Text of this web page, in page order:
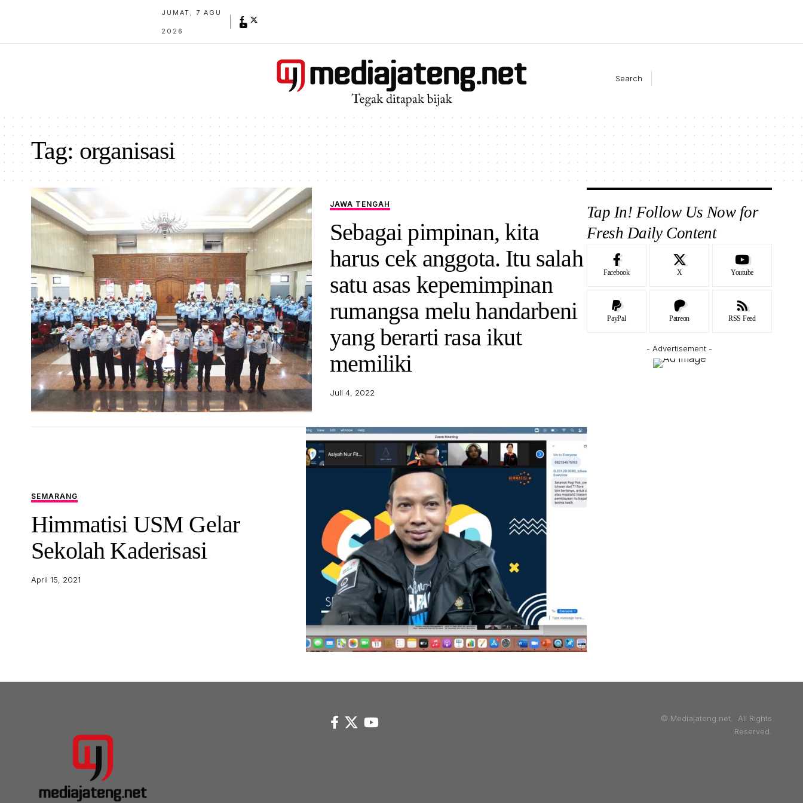
JUMAT, 7 AGU
2026
Search
Tag:organisasi
JAWA TENGAH
Sebagai pimpinan, kita
harus cek anggota. Itu salah
satu asas kepemimpinan
rumangsa melu handarbeni
yang berarti rasa ikut
memiliki
Juli 4, 2022
SEMARANG
Himmatisi USM Gelar
Sekolah Kaderisasi
April 15, 2021
Tap In! Follow Us Now for
Fresh Daily Content
Facebook X Youtube
PayPal Patreon RSS Feed
- Advertisement -
© Mediajateng.net. All Rights
Reserved.